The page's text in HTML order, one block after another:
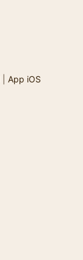
App iOS